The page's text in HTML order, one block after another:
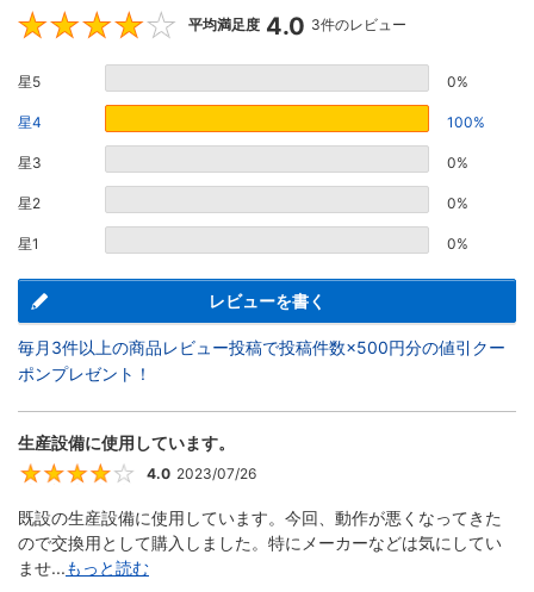
4
平均満足度 4.0 3件のレビュー
星5 0%
星4 100%
星3 0%
星2 0%
星1 0%
レビューを書く
毎月3件以上の商品レビュー投稿で投稿件数×500円分の値引クー
ポンプレゼント！
生産設備に使用しています。
4
4.0 2023/07/26
既設の生産設備に使用しています。今回、動作が悪くなってきた
ので交換用として購入しました。特にメーカーなどは気にしてい
ませ...もっと読む